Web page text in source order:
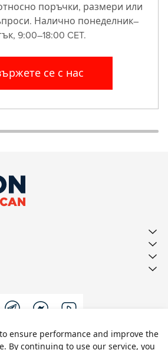
поръчки, размери или
Налично понеделник–
9:00–18:00 CET.
се с нас
ensure performance and improve the
By continuing to use our service, you